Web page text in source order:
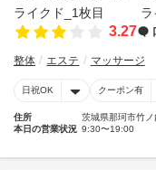
3.27
整体 エステ マッサージ
日祝OK クーポン有
住所
茨城県那珂市竹
本日の営業状況 9:30〜19:00